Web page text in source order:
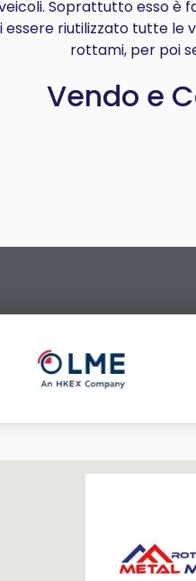
Soprattutto esso è
essere riutilizzato tutte le
rottami, per poi
Vendo e